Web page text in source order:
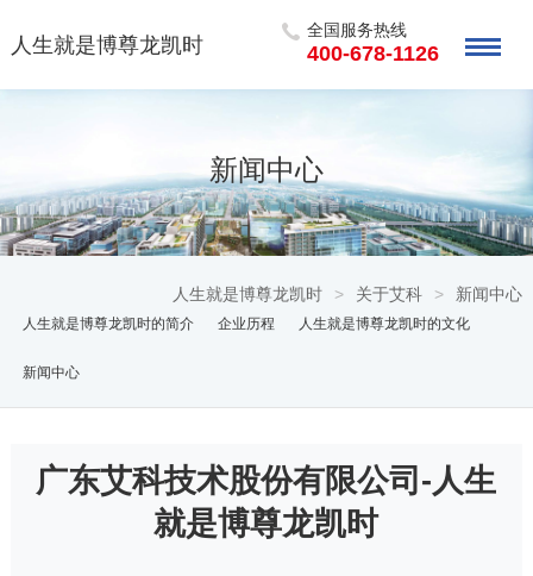
人生就是博尊龙凯时
全国服务热线
400-678-1126
新闻中心
人生就是博尊龙凯时 > 关于艾科 > 新闻中心
人生就是博尊龙凯时的简介 企业历程 人生就是博尊龙凯时的文化
新闻中心
广东艾科技术股份有限公司-人生
就是博尊龙凯时